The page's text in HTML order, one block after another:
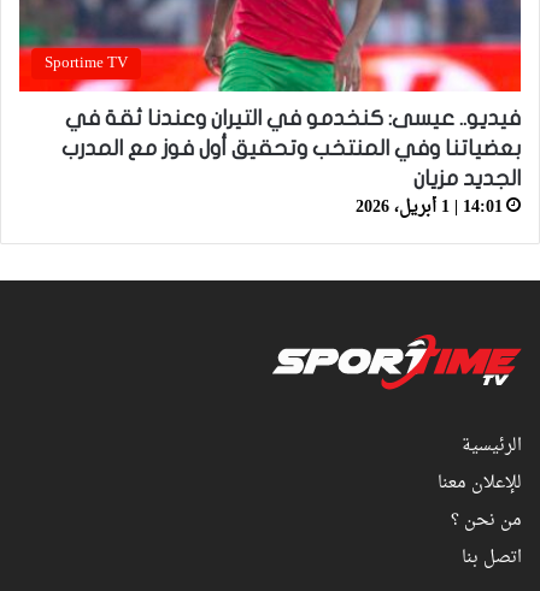
Sportime TV
فيديو.. عيسى: كنخدمو في التيران وعندنا ثقة في
بعضياتنا وفي المنتخب وتحقيق أول فوز مع المدرب
الجديد مزيان
14:01 | 1 أبريل، 2026
الرئيسية
للإعلان معنا
من نحن ؟
اتصل بنا